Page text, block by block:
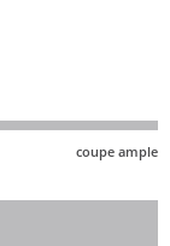
coupe ample